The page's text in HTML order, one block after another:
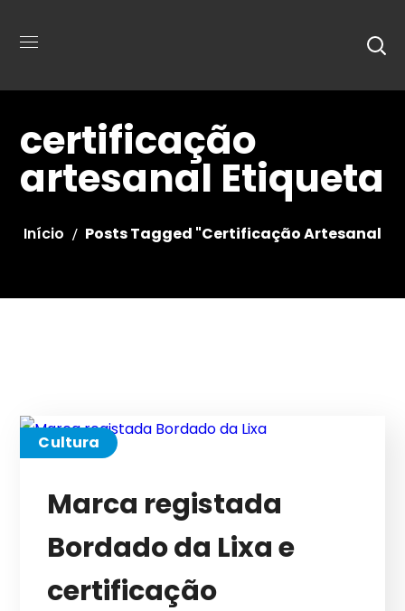
certificação
artesanal Etiqueta
Início Posts Tagged "certificação Artesanal
Cultura
Marca registada
Bordado da Lixa e
certificação